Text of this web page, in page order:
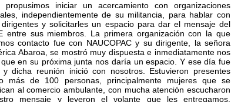
propusimos iniciar un acercamiento con organizaciones
independientemente de su militancia, para hablar con
y solicitarles un espacio para dar el mensaje del
entre sus miembros. La primera organización con la que
contacto fue con NAUCOPAC y su dirigente, la señora
Abaroa, se mostró muy dispuesta e inmediatamente nos
en su próxima junta nos daría un espacio. Y ese día fue
y dicha reunión inició con nosotros. Estuvieron presentes
más de 100 personas, principalmente mujeres que se
al comercio ambulante, con mucha atención escucharon
mensaje y leyeron el volante que les entregamos,